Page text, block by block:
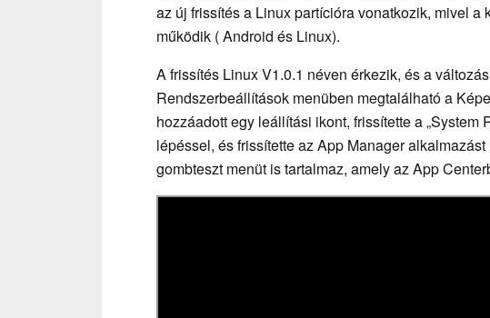
az új frissítés a Linux partícióra vonatkozik, mivel
működik ( Android és Linux).
A frissítés Linux V1.0.1 néven érkezik, és a
Rendszerbeállítások menüben megtalálható a
hozzáadott egy leállítási ikont, frissítette a „System
lépéssel, és frissítette az App Manager
gombteszt menüt is tartalmaz, amely az App